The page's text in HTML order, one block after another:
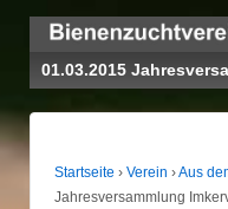
01.03.2015
Startseite › Verein ›Aus
Jahresversammlung